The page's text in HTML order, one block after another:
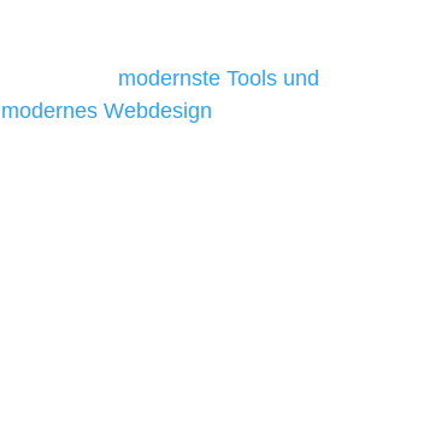
modernste Tools und
Webdesign